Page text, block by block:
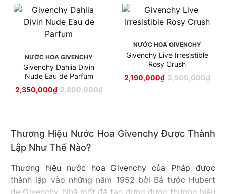
NƯỚC HOA GIVENCHY
Givenchy Dahlia Divin
Nude Eau de Parfum
2,800,000₫
2,350,000₫
NƯỚC HOA GIVENCHY
Givenchy Live Irresistible
Rosy Crush
2,500,000₫
2,190,000₫
Thương Hiệu Nước Hoa Givenchy Được Thành
Lập Như Thế Nào?
Thương hiệu nước hoa Givenchy của Pháp được
thành lập vào những năm 1952 bởi Bá tước Hubert
de Givenchy. Nhà mốt đã tạo dựng được thương hiệu